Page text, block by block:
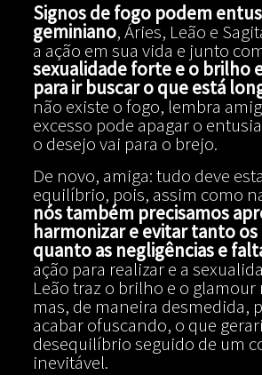
Signos de fogo podem
geminiano, Áries, Leão e
a ação em sua vida e junto
sexualidade forte e o brilho
para ir buscar o que está
não existe o fogo, lembra
excesso pode apagar o
o desejo vai para o brejo.
De novo, amiga: tudo deve
equilíbrio, pois, assim como
nós também precisamos
harmonizar e evitar tanto os
quanto as negligências e
ação para realizar e a
Leão traz o brilho e o glamour
mas, de maneira desmedida,
acabar ofuscando, o que
desequilíbrio seguido de um
inevitável.